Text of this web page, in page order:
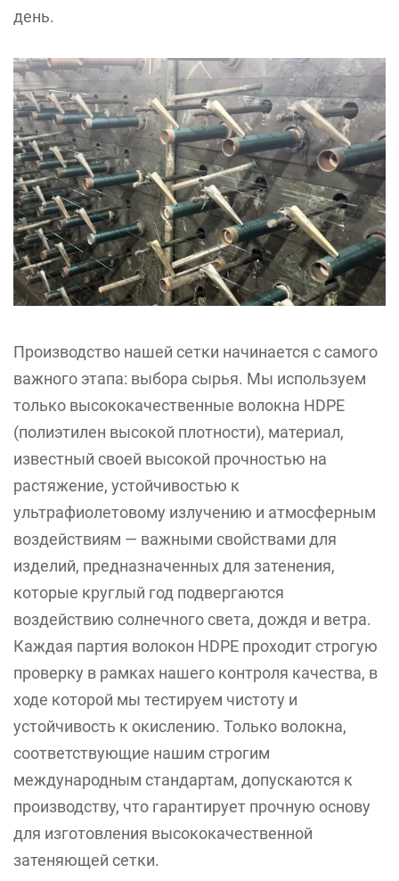
день.
Производство нашей сетки начинается с самого
важного этапа: выбора сырья. Мы используем
только высококачественные волокна HDPE
(полиэтилен высокой плотности), материал,
известный своей высокой прочностью на
растяжение, устойчивостью к
ультрафиолетовому излучению и атмосферным
воздействиям — важными свойствами для
изделий, предназначенных для затенения,
которые круглый год подвергаются
воздействию солнечного света, дождя и ветра.
Каждая партия волокон HDPE проходит строгую
проверку в рамках нашего контроля качества, в
ходе которой мы тестируем чистоту и
устойчивость к окислению. Только волокна,
соответствующие нашим строгим
международным стандартам, допускаются к
производству, что гарантирует прочную основу
для изготовления высококачественной
затеняющей сетки.